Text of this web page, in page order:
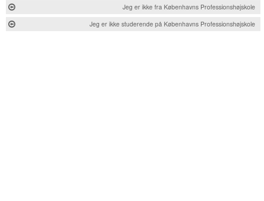
Jeg er ikke fra Københavns Professionshøjskole
Jeg er ikke studerende på Københavns Professionshøjskole